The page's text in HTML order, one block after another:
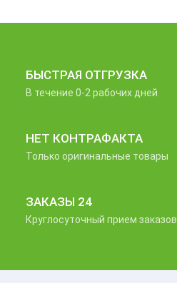
БЫСТРАЯ ОТГРУЗКА
В течение 0-2 рабочих дней
НЕТ КОНТРАФАКТА
Только оригинальные товары
ЗАКАЗЫ 24
Круглосуточный прием заказов